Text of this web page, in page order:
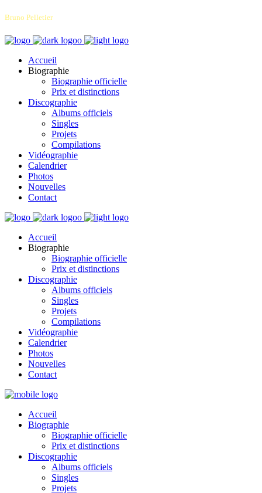
Bruno Pelletier
Accueil
Biographie
Biographie officielle
Prix et distinctions
Discographie
Albums officiels
Singles
Projets
Compilations
Vidéographie
Calendrier
Photos
Nouvelles
Contact
Accueil
Biographie
Biographie officielle
Prix et distinctions
Discographie
Albums officiels
Singles
Projets
Compilations
Vidéographie
Calendrier
Photos
Nouvelles
Contact
Accueil
Biographie
Biographie officielle
Prix et distinctions
Discographie
Albums officiels
Singles
Projets